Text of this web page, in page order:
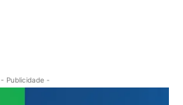
- Publicidade -